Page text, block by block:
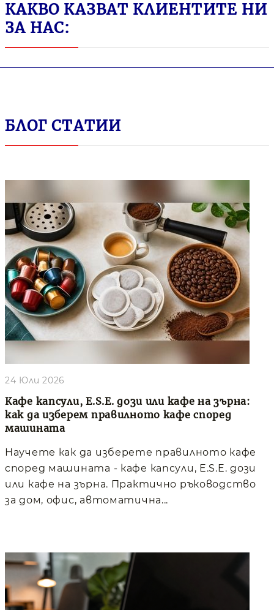
КАКВО КАЗВАТ КЛИЕНТИТЕ НИ
ЗА НАС:
БЛОГ СТАТИИ
Кафе капсули, E.S.E. дози или кафе на зърна:
как да изберем правилното кафе според
машината
24 Юли 2026
Научете как да изберете правилното кафе
според машината - кафе капсули, E.S.E. дози
или кафе на зърна. Практично ръководство
за дом, офис, автоматична...